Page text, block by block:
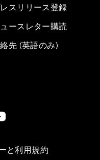
スリリース登録
ースレター購読
先 (英語のみ)
と利用規約